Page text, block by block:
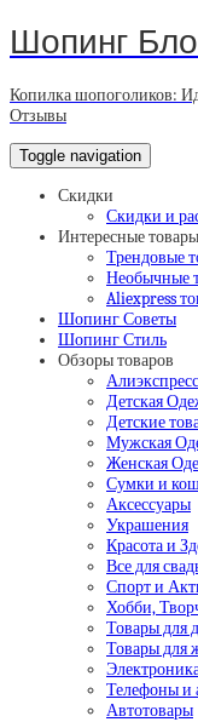
Шопинг
Копилка шопоголиков:
Отзывы
Toggle navigation
Скидки
Скидки и
Интересные товары
Трендовые
Необычные
Aliexpress
Шопинг Советы
Шопинг Стиль
Обзоры товаров
Детская
Детские
Мужская
Женская
Сумки и
Аксессуары
Украшения
Красота и
Все для
Спорт и
Хобби,
Товары для
Товары для
Телефоны и
Автотовары